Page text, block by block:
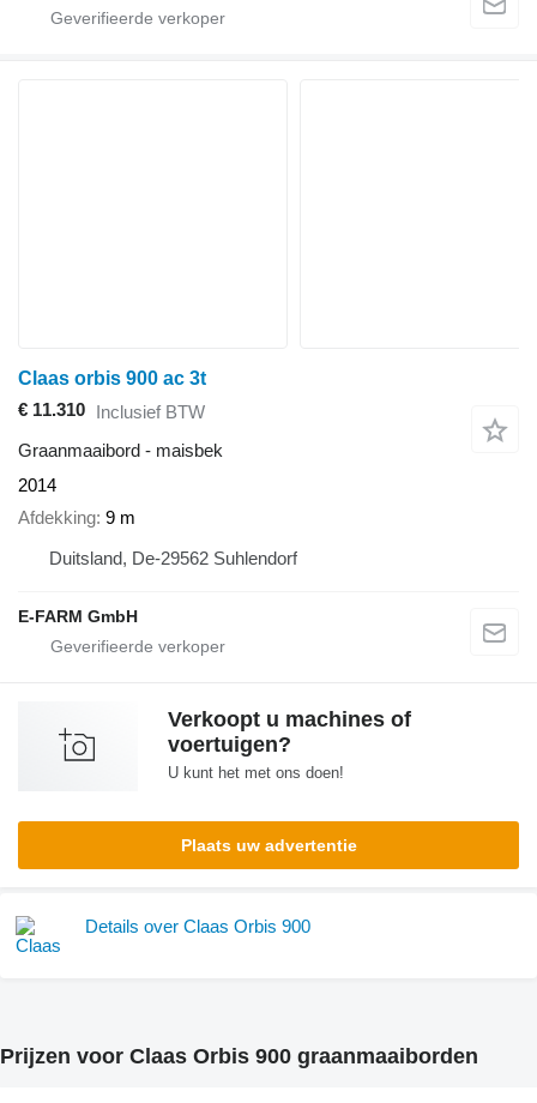
Claas orbis 900 ac 3t
€ 11.310 Inclusief BTW
Graanmaaibord - maisbek
2014
Afdekking 9 m
Duitsland, De-29562 Suhlendorf
E-FARM GmbH
Verkoopt u machines of
voertuigen?
U kunt het met ons doen!
Plaats uw advertentie
Details over Claas Orbis 900
Prijzen voor Claas Orbis 900 graanmaaiborden